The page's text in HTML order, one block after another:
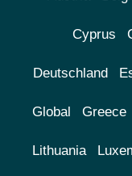
Cyprus
Deutschland
Global Greece
Lithuania